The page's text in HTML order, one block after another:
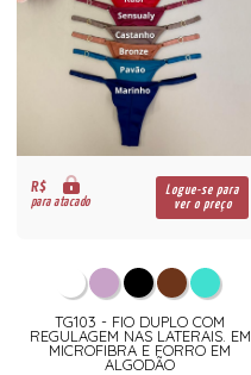
R$
para atacado
Logue-se para
ver o preço
TG103 - FIO DUPLO COM
REGULAGEM NAS LATERAIS. EM
MICROFIBRA E FORRO EM
ALGODÃO